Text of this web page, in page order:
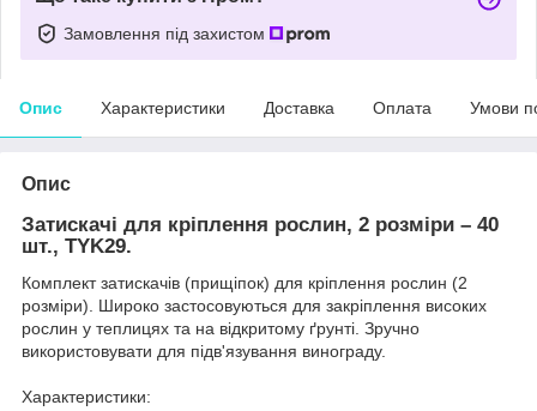
Замовлення під захистом
Опис Характеристики Доставка Оплата Умови
Опис
Затискачі для кріплення рослин, 2 розміри – 40
шт., TYK29.
Комплект затискачів (прищіпок) для кріплення рослин (2
розміри). Широко застосовуються для закріплення високих
рослин у теплицях та на відкритому ґрунті. Зручно
використовувати для підв'язування винограду.
Характеристики: